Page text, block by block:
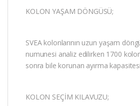
KOLON YAŞAM DÖNGÜSÜ;
SVEA kolonlarının uzun yaşam
numunesi analiz edilirken 1700
sonra bile korunan ayırma kapasitesi
KOLON SEÇİM KILAVUZU;